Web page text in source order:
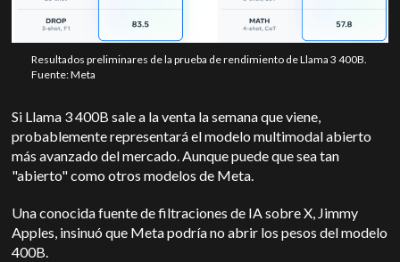
Resultados preliminares de la prueba de rendimiento de Llama 3 400B.
Fuente: Meta
Si Llama 3 400B sale a la venta la semana que viene,
probablemente representará el modelo multimodal abierto
más avanzado del mercado. Aunque puede que sea tan
"abierto" como otros modelos de Meta.
Una conocida fuente de filtraciones de IA sobre X, Jimmy
Apples, insinuó que Meta podría no abrir los pesos del modelo
400B.